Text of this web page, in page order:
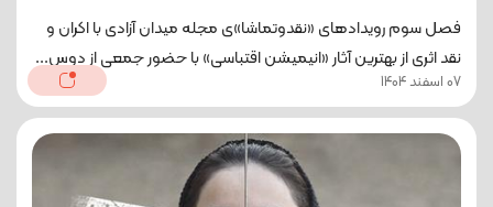
فصل سوم رویدادهای «نقدوتماشا»ی مجله میدان آزادی با اکران و
نقد اثری از بهترین آثار «انیمیشن اقتباسی» با حضور جمعی از دوس...
07 اسفند 1404